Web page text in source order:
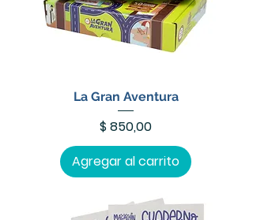
La Gran Aventura
Precio
$ 850,00
Agregar al carrito